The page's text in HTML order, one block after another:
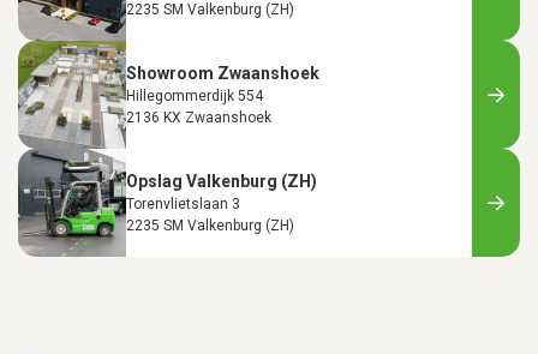
2235 SM Valkenburg (ZH)
Showroom Zwaanshoek
Hillegommerdijk 554
2136 KX Zwaanshoek
Opslag Valkenburg (ZH)
Torenvlietslaan 3
2235 SM Valkenburg (ZH)